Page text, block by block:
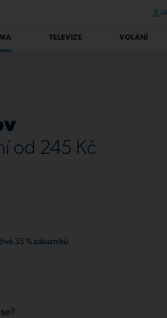
TELEVIZE VOLÁNÍ
od 245 Kč
35 % zákazníků